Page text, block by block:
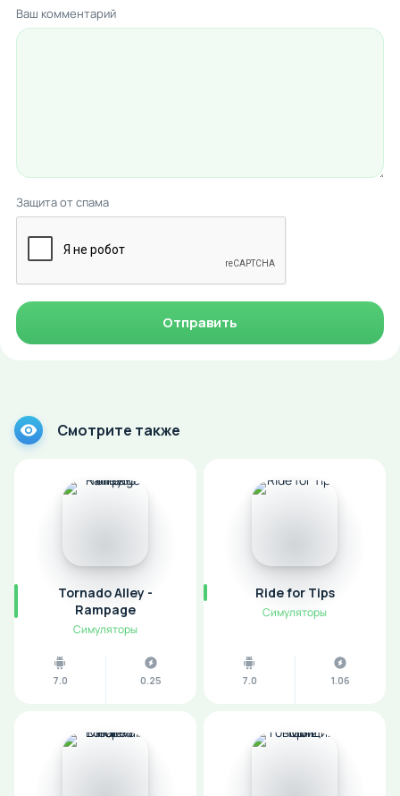
Ваш комментарий
Защита от спама
Отправить
Смотрите также
Tornado Alley -
Rampage
Симуляторы
7.0 0.25
Ride for Tips
Симуляторы
7.0 1.06